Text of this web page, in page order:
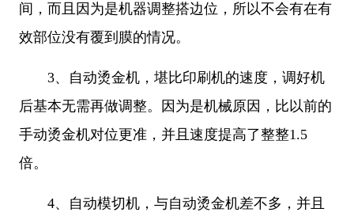
间，而且因为是机器调整搭边位，所以不会有在有
效部位没有覆到膜的情况。
3、
自动烫金机，堪比印刷机的速度，调好机
后基本无需再做调整。因为是机械原因，比以前的
手动烫金机对位更准，并且速度提高了整整1.5
倍。
4、
自动模切机，与自动烫金机差不多，并且